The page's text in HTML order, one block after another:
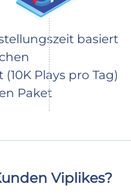
basiert
Plays pro Tag)
Paket
Viplikes?